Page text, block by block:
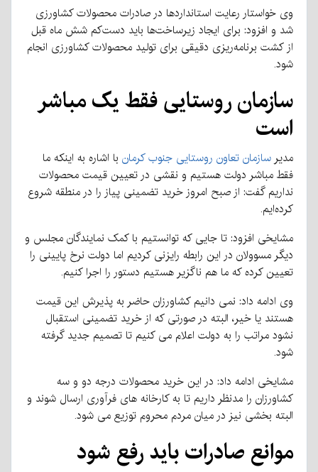
وی خواستار رعایت استانداردها در صادرات محصولات کشاورزی
شد و افزود: برای ایجاد زیرساخت‌ها باید دست‌کم شش ماه قبل
از کشت برنامه‌ریزی دقیقی برای تولید محصولات کشاورزی انجام
شود.
سازمان روستایی فقط یک مباشر
است
مدیر سازمان تعاون روستایی جنوب کرمان با اشاره به اینکه ما
فقط مباشر دولت هستیم و نقشی در تعیین قیمت محصولات
نداریم گفت: از صبح امروز خرید تضمینی پیاز را در منطقه شروع
کرده‌ایم.
مشایخی افزود: تا جایی که توانستیم با کمک نمایندگان مجلس و
دیگر مسوولان در این رابطه رایزنی کردیم اما دولت نرخ پایینی را
تعیین کرده که ما هم ناگزیر هستیم دستور را اجرا کنیم.
وی ادامه داد: نمی دانیم کشاورزان حاضر به پذیرش این قیمت
هستند یا خیر، البته در صورتی که از خرید تضمینی استقبال
نشود مراتب را به دولت اعلام می کنیم تا تصمیم جدید گرفته
شود.
مشایخی ادامه داد: در این خرید محصولات درجه دو و سه
کشاورزان را مدنظر داریم تا به کارخانه های فرآوری ارسال شوند و
البته بخشی نیز در میان مردم محروم توزیع می شود.
موانع صادرات باید رفع شود